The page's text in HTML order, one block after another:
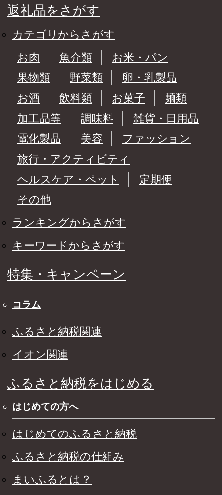
返礼品をさがす
カテゴリからさがす
お肉
魚介類
お米・パン
果物類
野菜類
卵・乳製品
お酒
飲料類 お菓子
麺類
加工品等
調味料
雑貨・日用品
電化製品
美容
ファッション
旅行・アクティビティ
ヘルスケア・ペット
定期便
その他
ランキングからさがす
キーワードからさがす
特集・キャンペーン
コラム
ふるさと納税関連
イオン関連
ふるさと納税をはじめる
はじめての方へ
はじめてのふるさと納税
ふるさと納税の仕組み
まいふるとは？